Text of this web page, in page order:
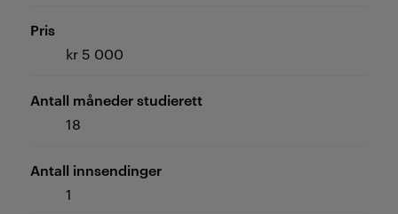
Pris
kr 5 000
Antall måneder studierett
18
Antall innsendinger
1